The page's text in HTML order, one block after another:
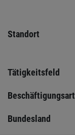
Standort
Tätigkeitsfeld
Beschäftigungsart
Bundesland